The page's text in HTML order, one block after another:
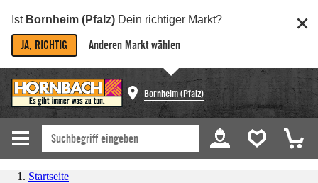
Ist Bornheim (Pfalz) Dein richtiger Markt?
JA, RICHTIG Anderen Markt wählen
Bornheim (Pfalz)
Startseite